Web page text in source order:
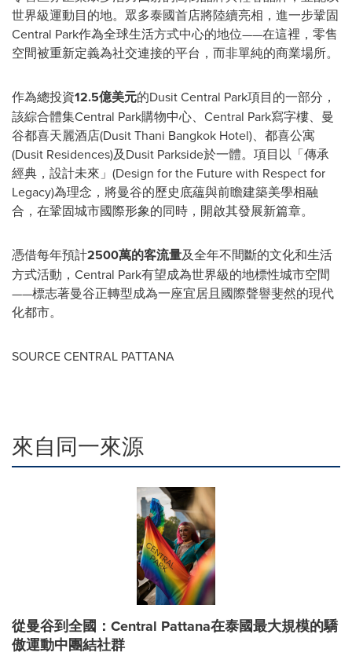
世界級運動目的地。眾多泰國首店將陸續亮相，進一步鞏固
Central Park作為全球生活方式中心的地位——在這裡，零售
空間被重新定義為社交連接的平台，而非單純的商業場所。
作為總投資12.5億美元的Dusit Central Park項目的一部分，
該綜合體集Central Park購物中心、Central Park寫字樓、曼
谷都喜天麗酒店(Dusit Thani Bangkok Hotel)、都喜公寓
(Dusit Residences)及Dusit Parkside於一體。項目以「傳承
經典，設計未來」(Design for the Future with Respect for
Legacy)為理念，將曼谷的歷史底蘊與前瞻建築美學相融
合，在鞏固城市國際形象的同時，開啟其發展新篇章。
憑借每年預計2500萬的客流量及全年不間斷的文化和生活
方式活動，Central Park有望成為世界級的地標性城市空間
——標志著曼谷正轉型成為一座宜居且國際聲譽斐然的現代
化都市。
SOURCE CENTRAL PATTANA
來自同一來源
從曼谷到全國：Central Pattana在泰國最大規模的驕
傲運動中團結社群